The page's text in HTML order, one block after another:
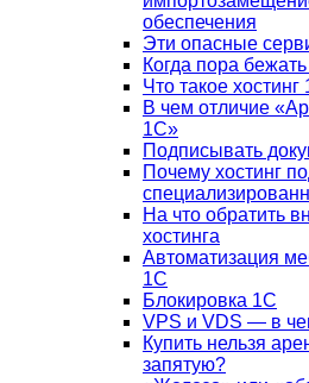
обеспечения
Эти опасные
Когда пора
Что такое хостинг
В чем отличие
1С»
Подписывать
Почему хостинг
На что обратить
хостинга
Автоматизация
1С
Блокировка 1С
VPS и VDS — в
Купить нельзя
запятую?